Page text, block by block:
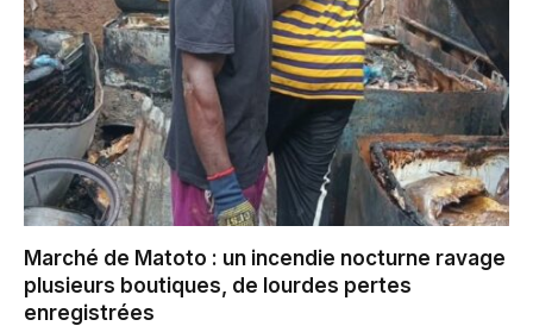
Marché de Matoto : un incendie nocturne ravage
plusieurs boutiques, de lourdes pertes
enregistrées